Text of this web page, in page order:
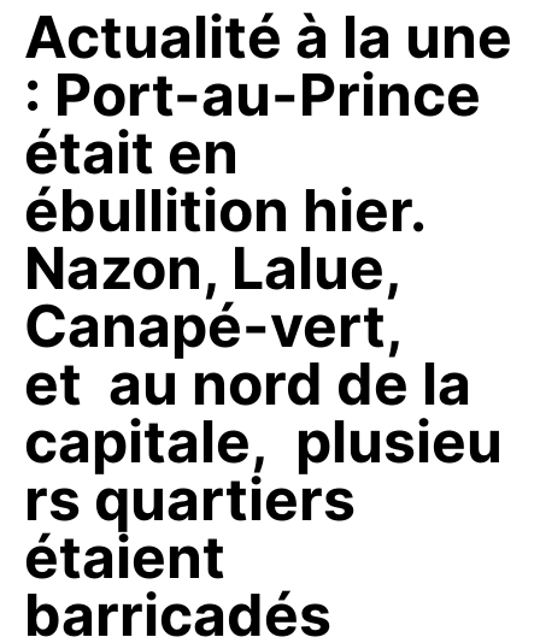
Actualité à la une
: Port-au-Prince
était en
ébullition hier.
Nazon, Lalue,
Canapé-vert,
et au nord de la
capitale, plusieu
rs quartiers
étaient
barricadés